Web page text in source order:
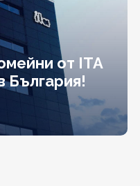
от ITA
България!